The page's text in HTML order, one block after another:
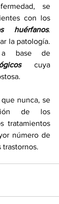
se
con los
huérfanos.
la patología.
cuya
nunca, se
de los
tratamientos
número de
trastornos.